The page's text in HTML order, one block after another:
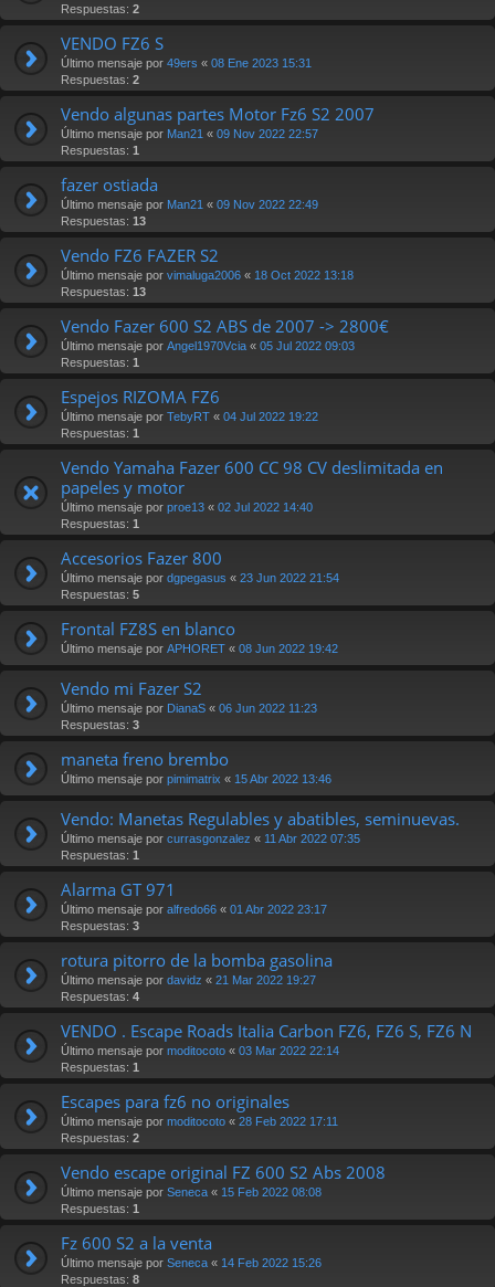
Respuestas: 2
VENDO FZ6 S
Último mensaje por 49ers « 08 Ene 2023 15:31
Respuestas: 2
Vendo algunas partes Motor Fz6 S2 2007
Último mensaje por Man21 « 09 Nov 2022 22:57
Respuestas: 1
fazer ostiada
Último mensaje por Man21 « 09 Nov 2022 22:49
Respuestas: 13
Vendo FZ6 FAZER S2
Último mensaje por vimaluga2006 « 18 Oct 2022 13:18
Respuestas: 13
Vendo Fazer 600 S2 ABS de 2007 -> 2800€
Último mensaje por Angel1970Vcia « 05 Jul 2022 09:03
Respuestas: 1
Espejos RIZOMA FZ6
Último mensaje por TebyRT « 04 Jul 2022 19:22
Respuestas: 1
Vendo Yamaha Fazer 600 CC 98 CV deslimitada en
papeles y motor
Último mensaje por proe13 « 02 Jul 2022 14:40
Respuestas: 1
Accesorios Fazer 800
Último mensaje por dgpegasus « 23 Jun 2022 21:54
Respuestas: 5
Frontal FZ8S en blanco
Último mensaje por APHORET « 08 Jun 2022 19:42
Vendo mi Fazer S2
Último mensaje por DianaS « 06 Jun 2022 11:23
Respuestas: 3
maneta freno brembo
Último mensaje por pimimatrix « 15 Abr 2022 13:46
Vendo: Manetas Regulables y abatibles, seminuevas.
Último mensaje por currasgonzalez « 11 Abr 2022 07:35
Respuestas: 1
Alarma GT 971
Último mensaje por alfredo66 « 01 Abr 2022 23:17
Respuestas: 3
rotura pitorro de la bomba gasolina
Último mensaje por davidz « 21 Mar 2022 19:27
Respuestas: 4
VENDO . Escape Roads Italia Carbon FZ6, FZ6 S, FZ6 N
Último mensaje por moditocoto « 03 Mar 2022 22:14
Respuestas: 1
Escapes para fz6 no originales
Último mensaje por moditocoto « 28 Feb 2022 17:11
Respuestas: 2
Vendo escape original FZ 600 S2 Abs 2008
Último mensaje por Seneca « 15 Feb 2022 08:08
Respuestas: 1
Fz 600 S2 a la venta
Último mensaje por Seneca « 14 Feb 2022 15:26
Respuestas: 8